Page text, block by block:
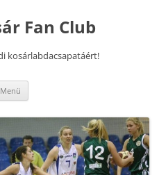
Fan Club
kosárlabdacsapatáért!
Menü